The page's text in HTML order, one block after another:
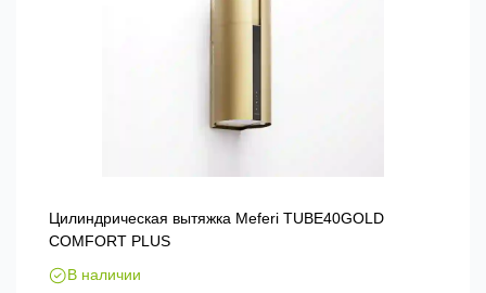
Цилиндрическая вытяжка Meferi TUBE40GOLD
COMFORT PLUS
В наличии